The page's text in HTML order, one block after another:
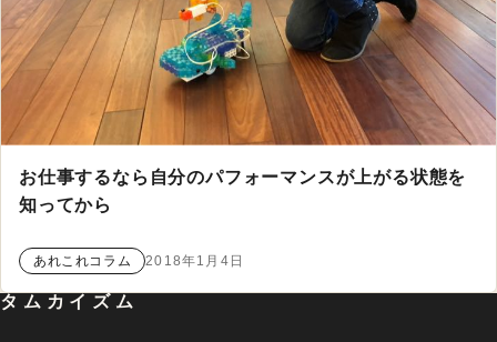
お仕事するなら自分のパフォーマンスが上がる状態を
知ってから
あれこれコラム 2018年1月4日
タムカイズム